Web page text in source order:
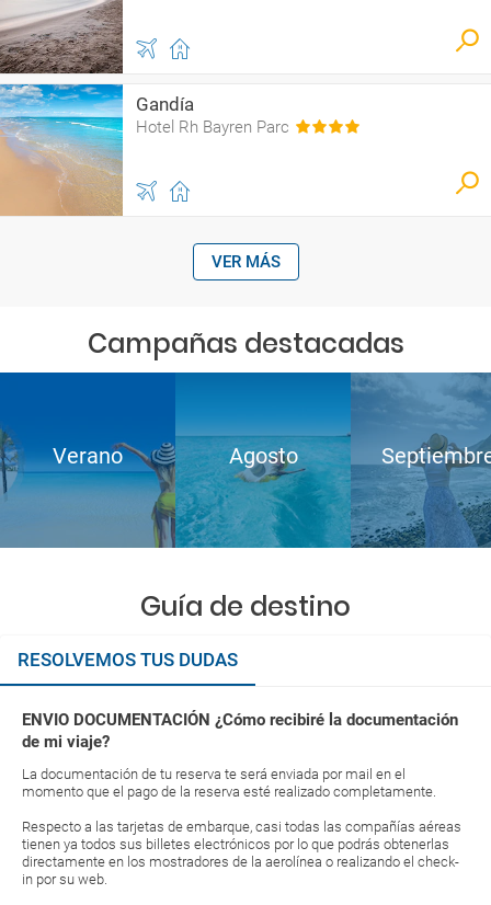
Gandía
Hotel Rh Bayren Parc
VER MÁS
Campañas destacadas
Verano Agosto
Guía de destino
RESOLVEMOS TUS DUDAS
ENVIO DOCUMENTACIÓN ¿Cómo recibiré la documentación
de mi viaje?
La documentación de tu reserva te será enviada por mail en el
momento que el pago de la reserva esté realizado completamente.
Respecto a las tarjetas de embarque, casi todas las compañías aéreas
tienen ya todos sus billetes electrónicos por lo que podrás obtenerlas
directamente en los mostradores de la aerolínea o realizando el check-
in por su web.